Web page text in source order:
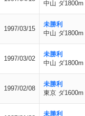
中山 ダ1800m
1997/03/15
未勝利
中山 ダ1800m
1997/03/02
未勝利
中山 ダ1800m
1997/02/08
未勝利
東京 ダ1600m
未勝利